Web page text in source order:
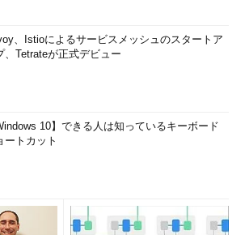
、Istioによるサービスメッシュのスタートア
、Tetrateが正式デビュー
10】できる人は知っているキーボード
ートカット